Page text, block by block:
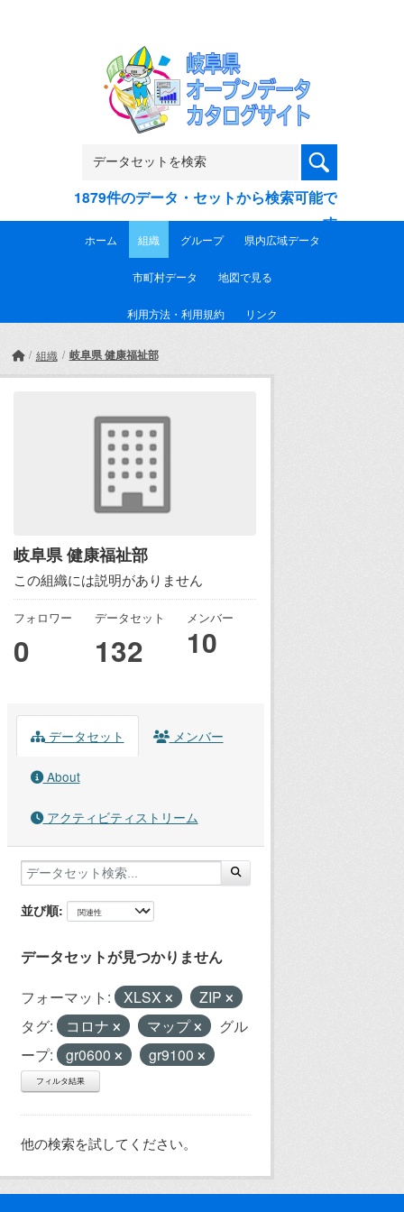
1879件のデータ・セットから検索可能で
す
ホーム 組織 グループ 県内広域データ
市町村データ 地図で見る
利用方法・利用規約 リンク
組織 岐阜県 健康福祉部
岐阜県 健康福祉部
この組織には説明がありません
フォロワー
0
データセット
132
メンバー
10
データセット メンバー
About
アクティビティストリーム
並び順
データセットが見つかりません
フォーマット: XLSX
ZIP
タグ:
コロナ マップ
グル
ープ:
gr0600 gr9100
フィルタ結果
他の検索を試してください。